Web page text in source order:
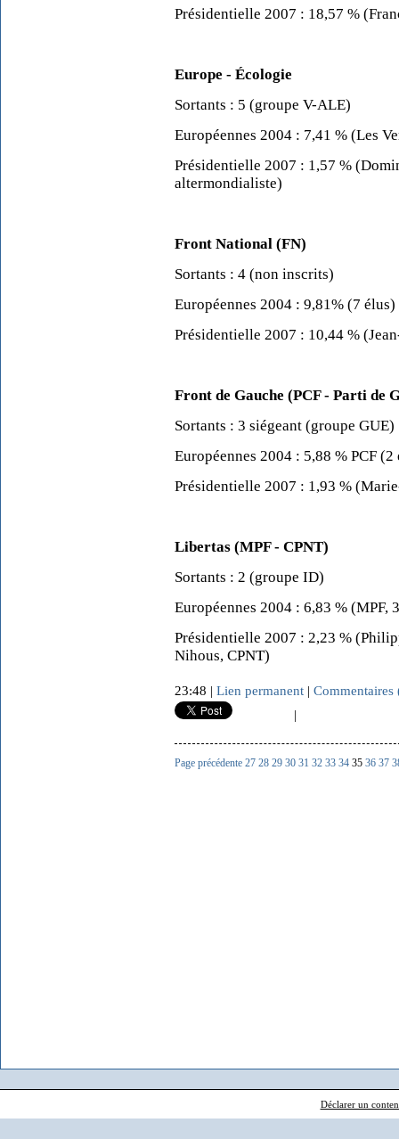
Présidentielle 2007 : 18,57 %
Europe - Écologie
Sortants : 5 (groupe V-ALE)
Européennes 2004 : 7,41 % (Les
Présidentielle 2007 : 1,57 %
altermondialiste)
Front National (FN)
Sortants : 4 (non inscrits)
Européennes 2004 : 9,81% (7 élus)
Présidentielle 2007 : 10,44 %
Front de Gauche (PCF - Parti de
Sortants : 3 siégeant (groupe GUE)
Européennes 2004 : 5,88 % PCF
Présidentielle 2007 : 1,93 %
Libertas (MPF - CPNT)
Sortants : 2 (groupe ID)
Européennes 2004 : 6,83 % (MPF,
Présidentielle 2007 : 2,23 %
Nihous, CPNT)
23:48 | Lien permanent | Commentaires
|
Page précédente 27 28 29 30 31 32 33 34 35 36 37
Déclarer un